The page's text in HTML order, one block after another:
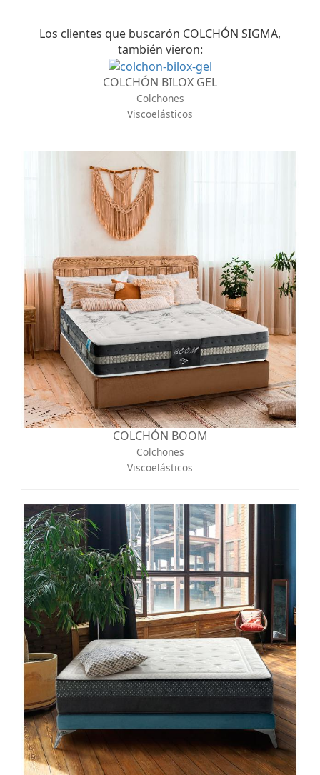
Los clientes que buscarón COLCHÓN SIGMA,
también vieron:
COLCHÓN BILOX GEL
Colchones
Viscoelásticos
COLCHÓN BOOM
Colchones
Viscoelásticos